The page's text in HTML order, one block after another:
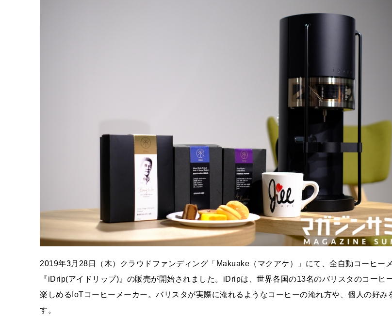
2019年3月28日（木）クラウドファンディング「Makuake（マクアケ）」にて、全自動コーヒー
『iDrip(アイドリップ)』の販売が開始されました。iDripは、世界各国の13名のバリスタのコーヒ
楽しめるIoTコーヒーメーカー。バリスタが実際に淹れるようなコーヒーの淹れ方や、個人の好み
す。